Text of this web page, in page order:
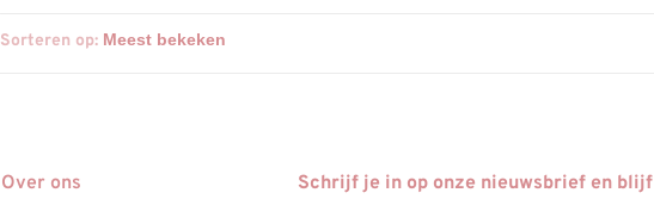
Sorteren op:
Over ons
Schrijf je in op onze nieuwsbrief en blijf